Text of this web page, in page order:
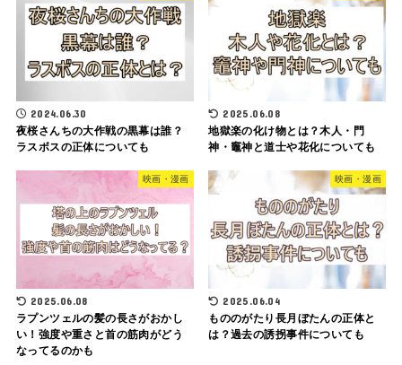
2024.06.30
夜桜さんちの大作戦の黒幕は誰？
ラスボスの正体についても
2025.06.08
地獄楽の化け物とは？木人・門
神・竈神と道士や花化についても
映画・漫画
2025.06.08
ラプンツェルの髪の長さがおかし
い！強度や重さと首の筋肉がどう
なってるのかも
映画・漫画
2025.06.04
もののがたり長月ぼたんの正体と
は？過去の誘拐事件についても